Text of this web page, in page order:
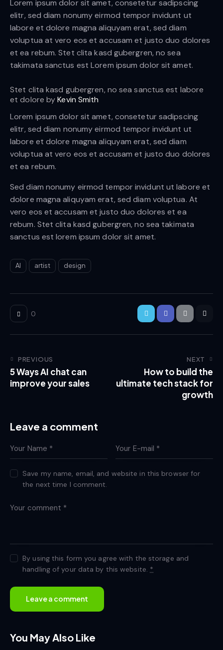
Lorem ipsum dolor sit amet, consetetur sadipscing
elitr, sed diam nonumy eirmod tempor invidunt ut
labore et dolore magna aliquyam erat, sed diam
voluptua at vero eos et accusam et justo duo dolores
et ea rebum. Stet clita kasd gubergren, no sea
takimata sanctus est Lorem ipsum dolor sit amet.
Stet clita kasd gubergren, no sea sanctus est labore
et dolore byKevin Smith
Lorem ipsum dolor sit amet, consetetur sadipscing
elitr, sed diam nonumy eirmod tempor invidunt ut
labore et dolore magna aliquyam erat, sed diam
voluptua at vero eos et accusam et justo duo dolores
et ea rebum.
Sed diam nonumy eirmod tempor invidunt ut labore et
dolore magna aliquyam erat, sed diam voluptua. At
vero eos et accusam et justo duo dolores et ea
rebum. Stet clita kasd gubergren, no sea takimata
sanctus est lorem ipsum dolor sit amet.
AI artist design
0
PREVIOUS
5 Ways AI chat can
improve your sales
NEXT
How to build the
ultimate tech stack for
growth
Leave a comment
Save my name, email, and website in this browser for
the next time I comment.
By using this form you agree with the storage and
handling of your data by this website. *
You May Also Like